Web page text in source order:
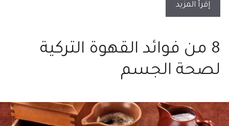
إقرأ المزيد
8 من فوائد القهوة التركية
لصحة الجسم